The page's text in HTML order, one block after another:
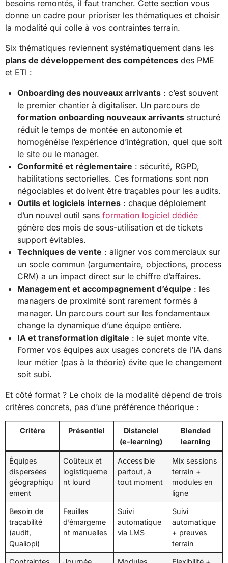
besoins remontés, il faut trancher. Cette section vous
donne un cadre pour prioriser les thématiques et choisir
la modalité qui colle à vos contraintes terrain.
Six thématiques reviennent systématiquement dans les
plans de développement des compétences des PME
et ETI :
Onboarding des nouveaux arrivants : c’est souvent
le premier chantier à digitaliser. Un parcours de
formation onboarding nouveaux arrivants structuré
réduit le temps de montée en autonomie et
homogénéise l’expérience d’intégration, quel que soit
le site ou le manager.
Conformité et réglementaire : sécurité, RGPD,
habilitations sectorielles. Ces formations sont non
négociables et doivent être traçables pour les audits.
Outils et logiciels internes : chaque déploiement
d’un nouvel outil sans formation logiciel dédiée
génère des mois de sous-utilisation et de tickets
support évitables.
Techniques de vente : aligner vos commerciaux sur
un socle commun (argumentaire, objections, process
CRM) a un impact direct sur le chiffre d’affaires.
Management et accompagnement d’équipe : les
managers de proximité sont rarement formés à
manager. Un parcours court sur les fondamentaux
change la dynamique d’une équipe entière.
IA et transformation digitale : le sujet monte vite.
Former vos équipes aux usages concrets de l’IA dans
leur métier (pas à la théorie) évite que le changement
soit subi.
Et côté format ? Le choix de la modalité dépend de trois
critères concrets, pas d’une préférence théorique :
Critère Présentiel
Distanciel
(e-learning)
Blended
learning
Équipes
dispersées
géographiqu
ement
Coûteux et
logistiqueme
nt lourd
Accessible
partout, à
tout moment
Mix sessions
terrain +
modules en
ligne
Besoin de
traçabilité
(audit,
Qualiopi)
Feuilles
d’émargeme
nt manuelles
Suivi
automatique
via LMS
Suivi
automatique
+ preuves
terrain